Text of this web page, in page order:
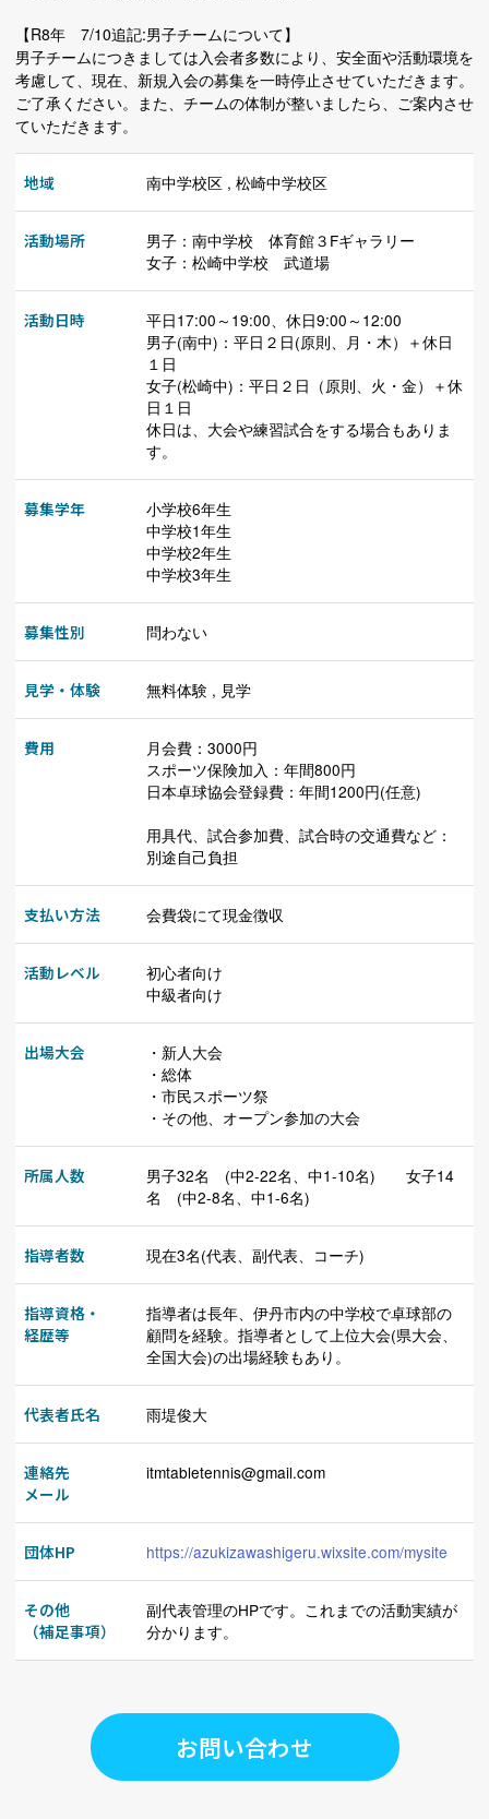
【R8年 7/10追記:男子チームについて】
男子チームにつきましては入会者多数により、安全面や活動環境を
考慮して、現在、新規入会の募集を一時停止させていただきます。
ご了承ください。また、チームの体制が整いましたら、ご案内させ
ていただきます。
地域 南中学校区 , 松崎中学校区
活動場所
男子：南中学校 体育館３Fギャラリー
女子：松崎中学校 武道場
活動日時
平日17:00～19:00、休日9:00～12:00
男子(南中)：平日２日(原則、月・木）＋休日
１日
女子(松崎中)：平日２日（原則、火・金）＋休
日１日
休日は、大会や練習試合をする場合もありま
す。
募集学年
小学校6年生
中学校1年生
中学校2年生
中学校3年生
募集性別 問わない
見学・体験 無料体験 , 見学
費用
月会費：3000円
スポーツ保険加入：年間800円
日本卓球協会登録費：年間1200円(任意)
用具代、試合参加費、試合時の交通費など：
別途自己負担
支払い方法 会費袋にて現金徴収
活動レベル
初心者向け
中級者向け
出場大会
・新人大会
・総体
・市民スポーツ祭
・その他、オープン参加の大会
所属人数
男子32名 (中2-22名、中1-10名) 女子14
名 (中2-8名、中1-6名)
指導者数 現在3名(代表、副代表、コーチ)
指導資格・
経歴等
指導者は長年、伊丹市内の中学校で卓球部の
顧問を経験。指導者として上位大会(県大会、
全国大会)の出場経験もあり。
代表者氏名 雨堤俊大
連絡先
メール
itmtabletennis@gmail.com
団体HP https://azukizawashigeru.wixsite.com/mysite
その他
（補足事項）
副代表管理のHPです。これまでの活動実績が
分かります。
お問い合わせ